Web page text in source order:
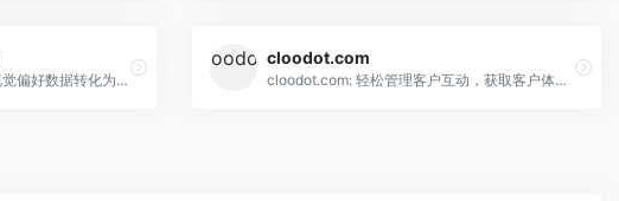
Aesthetic intelligence: 将视觉偏好数据转化为以用户为中心的美学模型
cloodot.com
cloodot.com: 轻松管理客户互动，获取客户体验洞察。